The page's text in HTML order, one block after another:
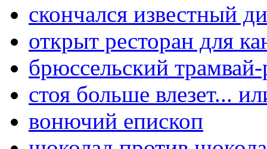
скончался известный
открыт ресторан для
брюссельский трамвай-
стоя больше влезет...
вонючий епископ